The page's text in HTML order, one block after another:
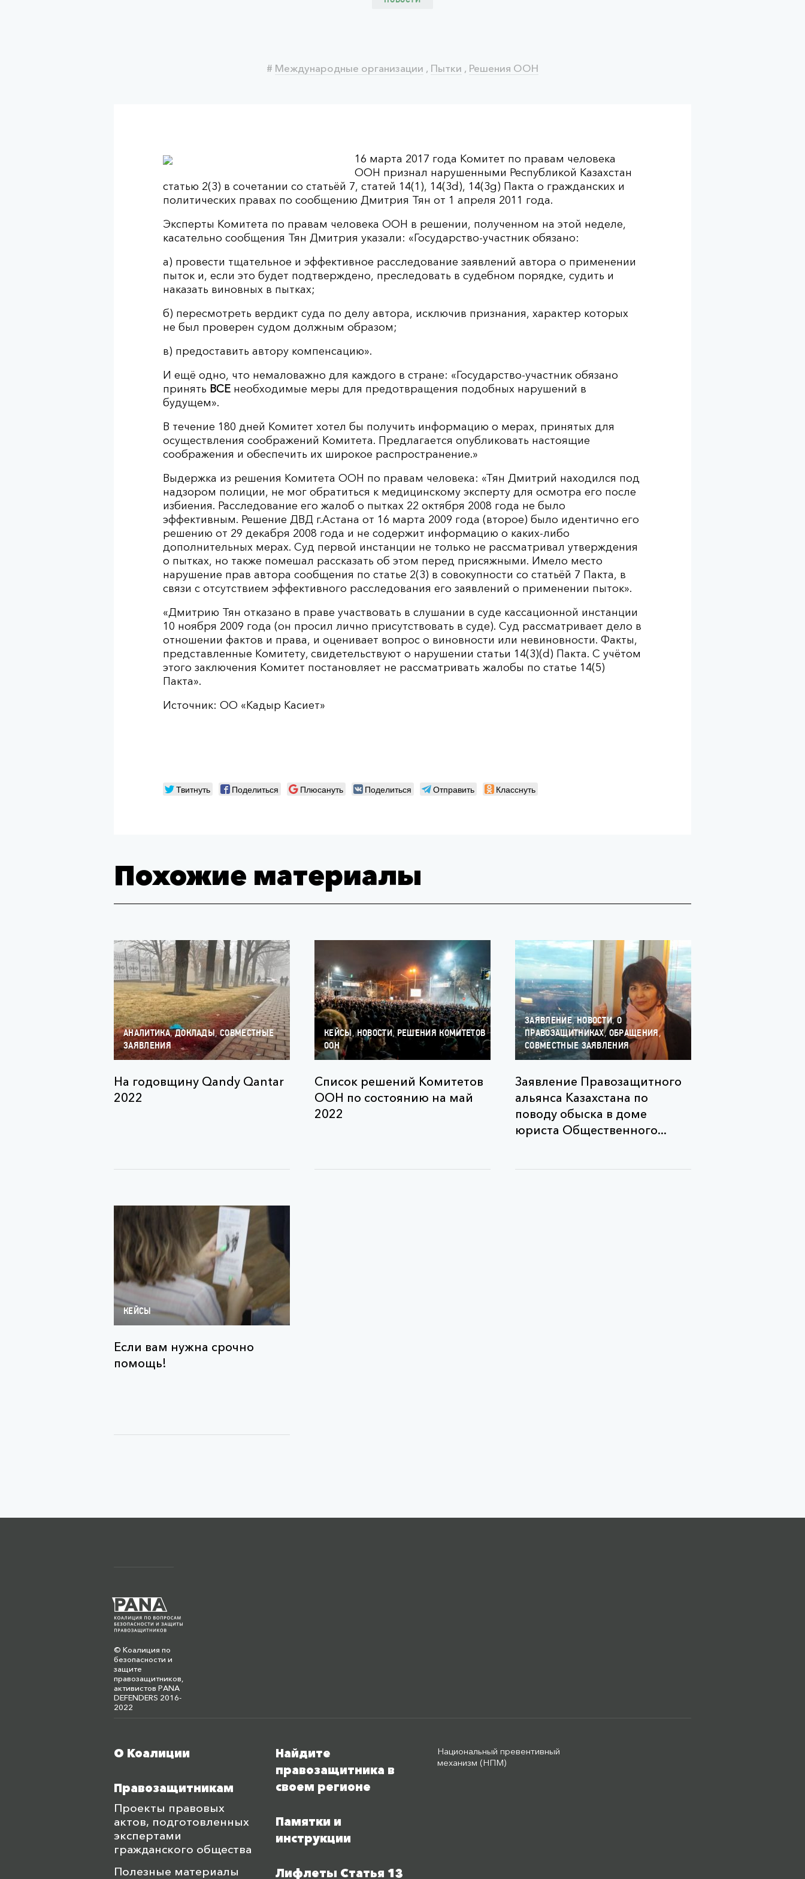
# Международные организации , Пытки , Решения ООН
16 марта 2017 года Комитет по правам человека
ООН признал нарушенными Республикой Казахстан
статью 2(3) в сочетании со статьёй 7, статей 14(1), 14(3d), 14(3g) Пакта о гражданских и
политических правах по сообщению Дмитрия Тян от 1 апреля 2011 года.
Эксперты Комитета по правам человека ООН в решении, полученном на этой неделе,
касательно сообщения Тян Дмитрия указали: «Государство-участник обязано:
а) провести тщательное и эффективное расследование заявлений автора о применении
пыток и, если это будет подтверждено, преследовать в судебном порядке, судить и
наказать виновных в пытках;
б) пересмотреть вердикт суда по делу автора, исключив признания, характер которых
не был проверен судом должным образом;
в) предоставить автору компенсацию».
И ещё одно, что немаловажно для каждого в стране: «Государство-участник обязано
принять ВСЕ необходимые меры для предотвращения подобных нарушений в
будущем».
В течение 180 дней Комитет хотел бы получить информацию о мерах, принятых для
осуществления соображений Комитета. Предлагается опубликовать настоящие
соображения и обеспечить их широкое распространение.»
Выдержка из решения Комитета ООН по правам человека: «Тян Дмитрий находился под
надзором полиции, не мог обратиться к медицинскому эксперту для осмотра его после
избиения. Расследование его жалоб о пытках 22 октября 2008 года не было
эффективным. Решение ДВД г.Астана от 16 марта 2009 года (второе) было идентично его
решению от 29 декабря 2008 года и не содержит информацию о каких-либо
дополнительных мерах. Суд первой инстанции не только не рассматривал утверждения
о пытках, но также помешал рассказать об этом перед присяжными. Имело место
нарушение прав автора сообщения по статье 2(3) в совокупности со статьёй 7 Пакта, в
связи с отсутствием эффективного расследования его заявлений о применении пыток».
«Дмитрию Тян отказано в праве участвовать в слушании в суде кассационной инстанции
10 ноября 2009 года (он просил лично присутствовать в суде). Суд рассматривает дело в
отношении фактов и права, и оценивает вопрос о виновности или невиновности. Факты,
представленные Комитету, свидетельствуют о нарушении статьи 14(3)(d) Пакта. С учётом
этого заключения Комитет постановляет не рассматривать жалобы по статье 14(5)
Пакта».
Источник: ОО «Кадыр Касиет»
Твитнуть Поделиться Плюсануть Поделиться Отправить Класснуть
Похожие материалы
АНАЛИТИКА,ДОКЛАДЫ,СОВМЕСТНЫЕ
ЗАЯВЛЕНИЯ
На годовщину Qandy Qantar
2022
КЕЙСЫ,НОВОСТИ, РЕШЕНИЯ КОМИТЕТОВ
ООН
Список решений Комитетов
ООН по состоянию на май
2022
ЗАЯВЛЕНИЕ,НОВОСТИ,О
ПРАВОЗАЩИТНИКАХ,ОБРАЩЕНИЯ,
СОВМЕСТНЫЕ ЗАЯВЛЕНИЯ
Заявление Правозащитного
альянса Казахстана по
поводу обыска в доме
юриста Общественного...
КЕЙСЫ
Если вам нужна срочно
помощь!
© Коалиция по
безопасности и
защите
правозащитников,
активистов PANA
DEFENDERS 2016-
2022
Меню футера
О Коалиции
Правозащитникам
Проекты правовых
актов, подготовленных
экспертами
гражданского общества
Полезные материалы
Найдите
правозащитника в
своем регионе
Памятки и
инструкции
Лифлеты Статья 13
Национальный превентивный
механизм (НПМ)